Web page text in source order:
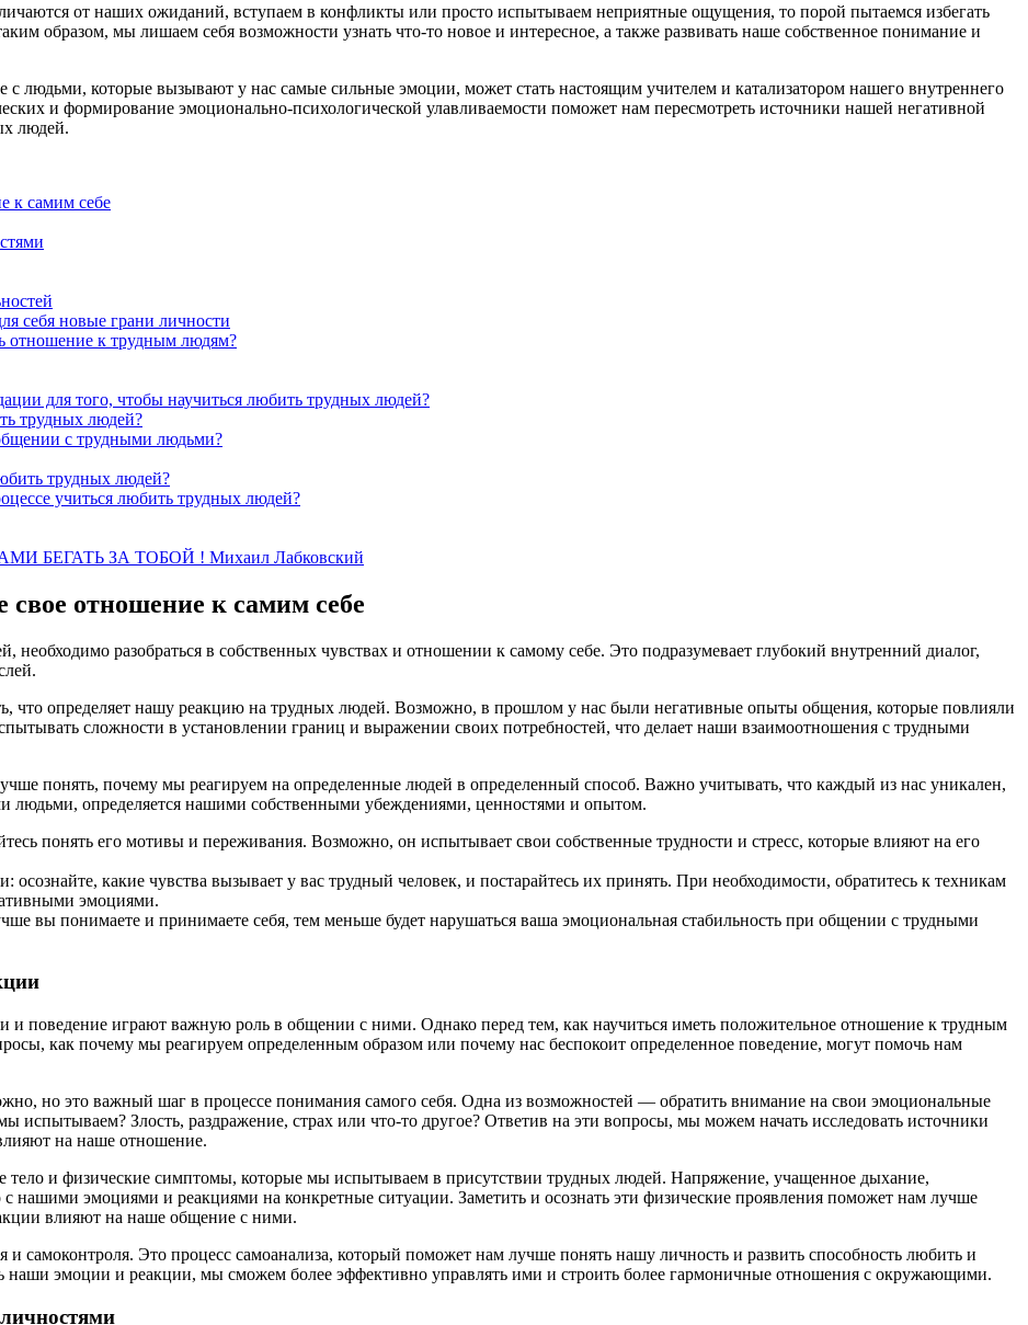
от наших ожиданий, вступаем в конфликты или просто испытываем неприятные ощущения, то порой пытаемся избегать
образом, мы лишаем себя возможности узнать что-то новое и интересное, а также развивать наше собственное понимание и
людьми, которые вызывают у нас самые сильные эмоции, может стать настоящим учителем и катализатором нашего внутреннего
и формирование эмоционально-психологической улавливаемости поможет нам пересмотреть источники нашей негативной
людей.
к самим себе
себя новые грани личности
отношение к трудным людям?
для того, чтобы научиться любить трудных людей?
трудных людей?
с трудными людьми?
трудных людей?
учиться любить трудных людей?
БЕГАТЬ ЗА ТОБОЙ ! Михаил Лабковский
свое отношение к самим себе
необходимо разобраться в собственных чувствах и отношении к самому себе. Это подразумевает глубокий внутренний диалог,
что определяет нашу реакцию на трудных людей. Возможно, в прошлом у нас были негативные опыты общения, которые повлияли
сложности в установлении границ и выражении своих потребностей, что делает наши взаимоотношения с трудными
понять, почему мы реагируем на определенные людей в определенный способ. Важно учитывать, что каждый из нас уникален,
людьми, определяется нашими собственными убеждениями, ценностями и опытом.
понять его мотивы и переживания. Возможно, он испытывает свои собственные трудности и стресс, которые влияют на его
какие чувства вызывает у вас трудный человек, и постарайтесь их принять. При необходимости, обратитесь к техникам
эмоциями.
вы понимаете и принимаете себя, тем меньше будет нарушаться ваша эмоциональная стабильность при общении с трудными
поведение играют важную роль в общении с ними. Однако перед тем, как научиться иметь положительное отношение к трудным
как почему мы реагируем определенным образом или почему нас беспокоит определенное поведение, могут помочь нам
но это важный шаг в процессе понимания самого себя. Одна из возможностей — обратить внимание на свои эмоциональные
Злость, раздражение, страх или что-то другое? Ответив на эти вопросы, мы можем начать исследовать источники
на наше отношение.
тело и физические симптомы, которые мы испытываем в присутствии трудных людей. Напряжение, учащенное дыхание,
нашими эмоциями и реакциями на конкретные ситуации. Заметить и осознать эти физические проявления поможет нам лучше
влияют на наше общение с ними.
и самоконтроля. Это процесс самоанализа, который поможет нам лучше понять нашу личность и развить способность любить и
наши эмоции и реакции, мы сможем более эффективно управлять ими и строить более гармоничные отношения с окружающими.